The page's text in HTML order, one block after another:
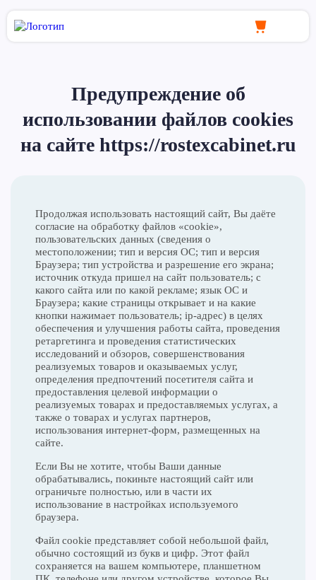
Предупреждение об
использовании файлов cookies
на сайте https://rostexcabinet.ru
Продолжая использовать настоящий сайт, Вы даёте
согласие на обработку файлов «cookie»,
пользовательских данных (сведения о
местоположении; тип и версия ОС; тип и версия
Браузера; тип устройства и разрешение его экрана;
источник откуда пришел на сайт пользователь; с
какого сайта или по какой рекламе; язык ОС и
Браузера; какие страницы открывает и на какие
кнопки нажимает пользователь; ip-адрес) в целях
обеспечения и улучшения работы сайта, проведения
ретаргетинга и проведения статистических
исследований и обзоров, совершенствования
реализуемых товаров и оказываемых услуг,
определения предпочтений посетителя сайта и
предоставления целевой информации о
реализуемых товарах и предоставляемых услугах, а
также о товарах и услугах партнеров,
использования интернет-форм, размещенных на
сайте.
Если Вы не хотите, чтобы Ваши данные
обрабатывались, покиньте настоящий сайт или
ограничьте полностью, или в части их
использование в настройках используемого
браузера.
Файл cookie представляет собой небольшой файл,
обычно состоящий из букв и цифр. Этот файл
сохраняется на вашем компьютере, планшетном